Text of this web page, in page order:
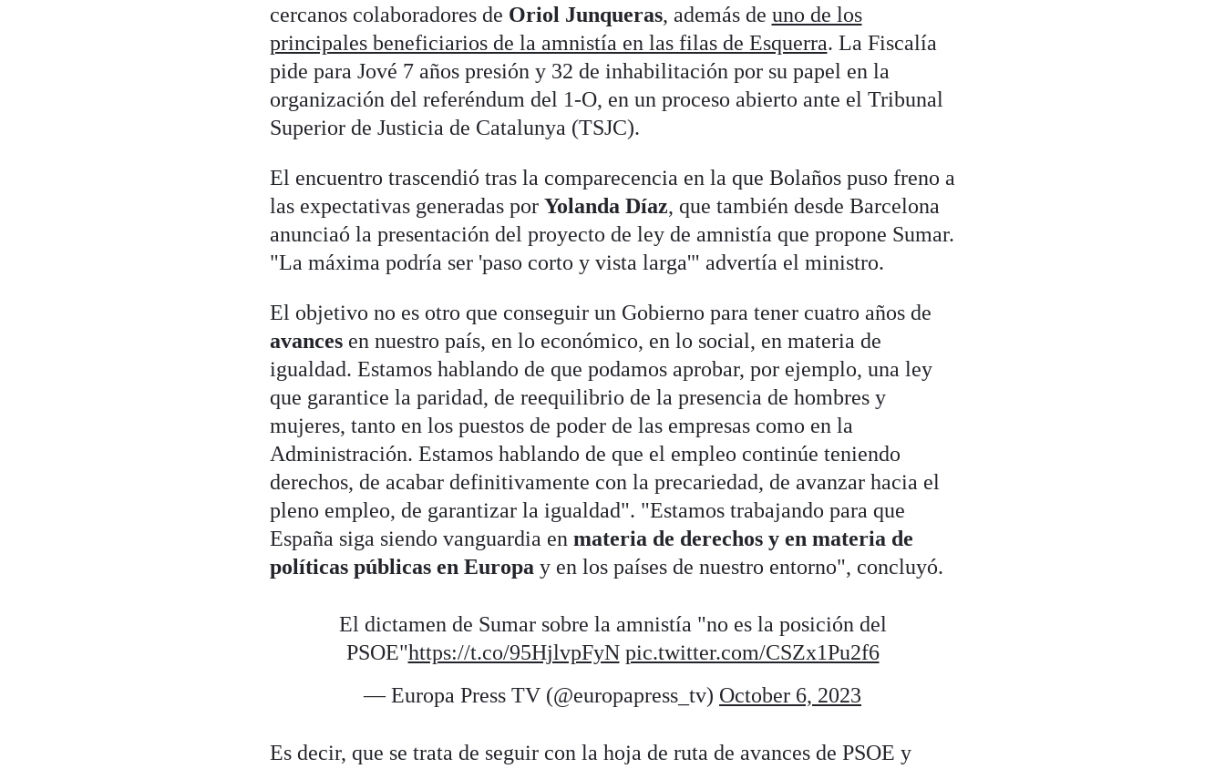
cercanos colaboradores de Oriol Junqueras, además de uno de los
principales beneficiarios de la amnistía en las filas de Esquerra. La Fiscalía
pide para Jové 7 años presión y 32 de inhabilitación por su papel en la
organización del referéndum del 1-O, en un proceso abierto ante el Tribunal
Superior de Justicia de Catalunya (TSJC).
El encuentro trascendió tras la comparecencia en la que Bolaños puso freno a
las expectativas generadas por Yolanda Díaz, que también desde Barcelona
anunciaó la presentación del proyecto de ley de amnistía que propone Sumar.
"La máxima podría ser 'paso corto y vista larga'" advertía el ministro.
El objetivo no es otro que conseguir un Gobierno para tener cuatro años de
avances en nuestro país, en lo económico, en lo social, en materia de
igualdad. Estamos hablando de que podamos aprobar, por ejemplo, una ley
que garantice la paridad, de reequilibrio de la presencia de hombres y
mujeres, tanto en los puestos de poder de las empresas como en la
Administración. Estamos hablando de que el empleo continúe teniendo
derechos, de acabar definitivamente con la precariedad, de avanzar hacia el
pleno empleo, de garantizar la igualdad". "Estamos trabajando para que
España siga siendo vanguardia enmateria de derechos y en materia de
políticas públicas en Europay en los países de nuestro entorno", concluyó.
El dictamen de Sumar sobre la amnistía "no es la posición del
PSOE"https://t.co/95HjlvpFyN pic.twitter.com/CSZx1Pu2f6
— Europa Press TV (@europapress_tv) October 6, 2023
Es decir, que se trata de seguir con la hoja de ruta de avances de PSOE y